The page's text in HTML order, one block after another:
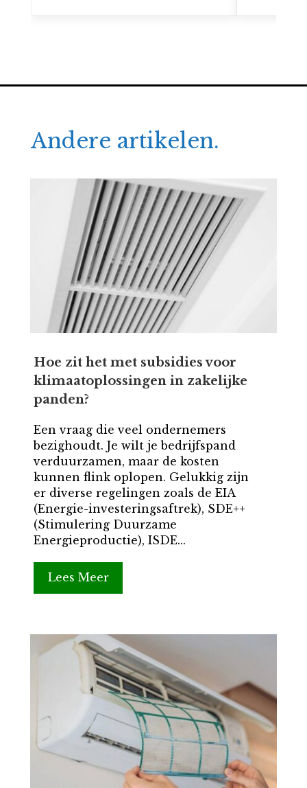
Andere artikelen.
Hoe zit het met subsidies voor
klimaatoplossingen in zakelijke
panden?
Een vraag die veel ondernemers
bezighoudt. Je wilt je bedrijfspand
verduurzamen, maar de kosten
kunnen flink oplopen. Gelukkig zijn
er diverse regelingen zoals de EIA
(Energie-investeringsaftrek), SDE++
(Stimulering Duurzame
Energieproductie), ISDE...
Lees Meer